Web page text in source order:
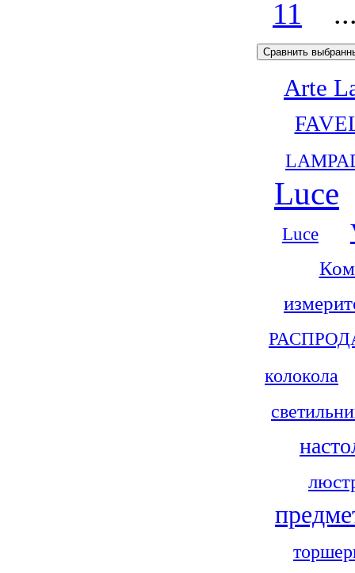
11
Arte
Luce
Luce
колокола